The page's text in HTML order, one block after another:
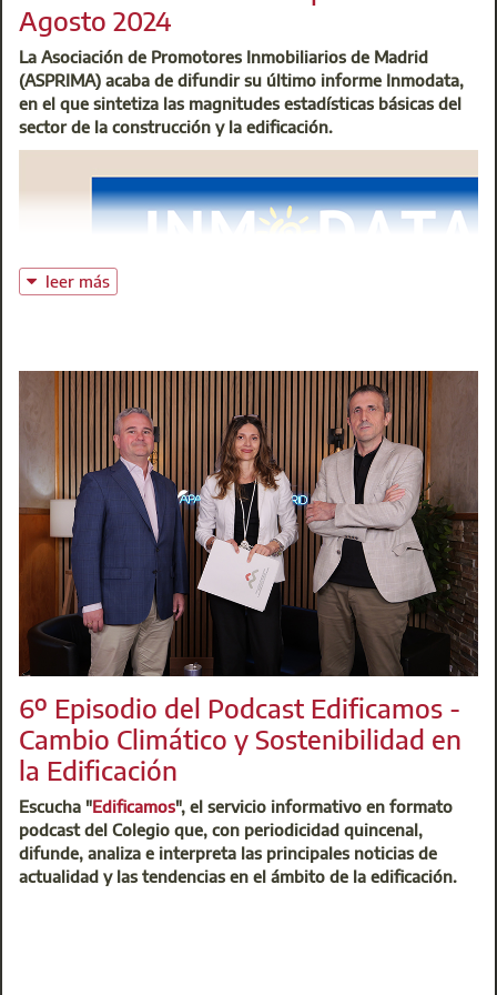
accesibilidad urbanística y edificatoria.
Recuerda: tienes de plazo hasta el 20 de septiembre para
Tras un riguroso análisis de la documentación aportada,
gratuita o con bonificaciones de hasta el 50% para
Infórmate ya.
@:buzoninfocau@aparejadoresmadrid.es
Agosto 2024
La Asociación de Promotores Inmobiliarios de Madrid
(ASPRIMA) acaba de difundir su último informe Inmodata,
en el que sintetiza las magnitudes estadísticas básicas del
sector de la construcción y la edificación.
leer más
6º Episodio del Podcast Edificamos -
Cambio Climático y Sostenibilidad en
la Edificación
Escucha "Edificamos", el servicio informativo en formato
podcast del Colegio que, con periodicidad quincenal,
difunde, analiza e interpreta las principales noticias de
actualidad y las tendencias en el ámbito de la edificación.